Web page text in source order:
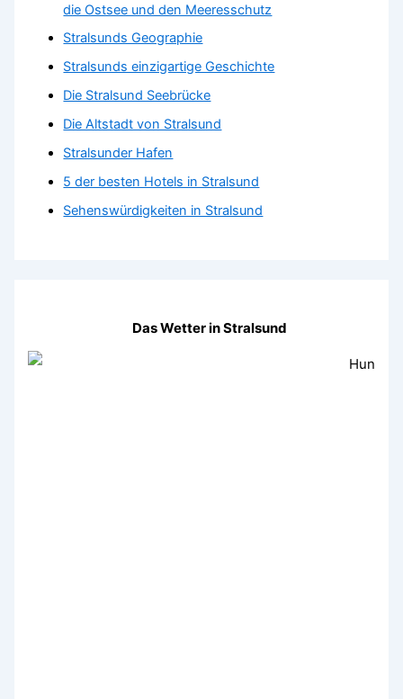
die Ostsee und den Meeresschutz
Stralsunds Geographie
Stralsunds einzigartige Geschichte
Die Stralsund Seebrücke
Die Altstadt von Stralsund
Stralsunder Hafen
5 der besten Hotels in Stralsund
Sehenswürdigkeiten in Stralsund
Das Wetter in Stralsund